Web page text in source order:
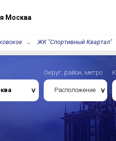
Москва
ЖК "Спортивный Квартал"
Округ, район, метро
Расположение